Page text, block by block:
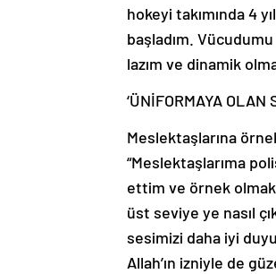
hokeyi takımında 4
başladım.
lazım ve dinamik
‘ÜNİFORMAYA
Meslektaşlarına
“Meslektaşlarıma
ettim ve örnek
üst seviye ye nasıl
sesimizi daha iyi
Allah’ın izniyle de